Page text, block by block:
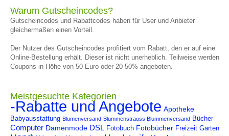
Warum Gutscheincodes?
Gutscheincodes und Rabattcodes haben für User und Anbieter
gleichermaßen einen Vorteil.
Der Nutzer des Gutscheincodes profitiert vom Rabatt, den er auf eine
Online-Bestellung erhält. Dieser ist nicht unerheblich. Teilweise werden
Coupons in Höhe von 50 Euro oder 20-50% angeboten.
Meistgesuchte Kategorien
-Rabatte und Angebote Apotheke
Babyausstattung Blumenversand Blummenstrauss Blummenversand Bücher
Computer Damenmode DSL Fotobuch Fotobücher Freizeit Garten